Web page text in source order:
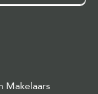
Makelaars